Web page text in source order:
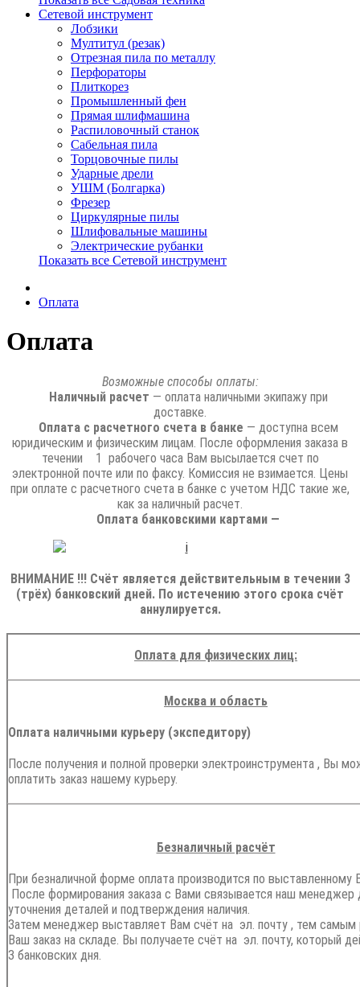
Сетевой инструмент
Лобзики
Мултитул (резак)
Отрезная пила по металлу
Перфораторы
Плиткорез
Промышленный фен
Прямая шлифмашина
Распиловочный станок
Сабельная пила
Торцовочные пилы
Ударные дрели
УШМ (Болгарка)
Фрезер
Циркулярные пилы
Шлифовальные машины
Электрические рубанки
Показать все Сетевой инструмент
Оплата
Оплата
Возможные способы оплаты:
Наличный расчет — оплата наличными экипажу при
доставке.
Оплата с расчетного счета в банке — доступна всем
юридическим и физическим лицам. После оформления заказа в
течении 1 рабочего часа Вам высылается счет по
электронной почте или по факсу. Комиссия не взимается. Цены
при оплате с расчетного счета в банке с учетом НДС такие же,
как за наличный расчет.
Оплата банковскими картами —
ВНИМАНИЕ !!! Счёт является действительным в течении 3
(трёх) банковский дней. По истечению этого срока счёт
аннулируется.
Оплата для физических лиц:
Москва и область
Оплата наличными курьеру (экспедитору)
После получения и полной проверки электроинструмента , Вы
оплатить заказ нашему курьеру.
Безналичный расчёт
При безналичной форме оплата производится по выставленному
После формирования заказа с Вами связывается наш менеджер
уточнения деталей и подтверждения наличия.
Затем менеджер выставляет Вам счёт на эл. почту , тем самым
Ваш заказ на складе. Вы получаете счёт на эл. почту, который
3 банковских дня.